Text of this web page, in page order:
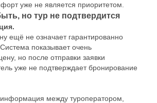
уже не является приоритетом.
но тур не подтвердится
ещё не означает гарантированно
Система показывает очень
но после отправки заявки
уже не подтверждает бронирование
информация между туроператором,